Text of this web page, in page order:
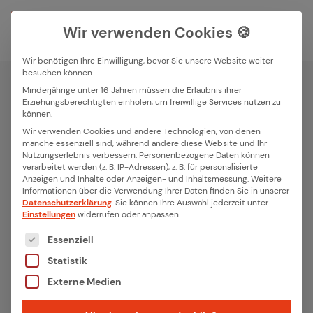
Suchfeld
Matter Bridge Application
Mat­ter Bridge
Arbeiten Sie mit uns zusammen, um vom neuen Smart
Home Standard Matter zu profitieren. Mit unserer out-
of-the-box Matter Bridge Software machen Sie Ihr Smart
Home System kompatibel für die Matter Welt!
Matter Projekt starten
Wir verwenden Cookies 🍪
Wir benötigen Ihre Einwilligung, bevor Sie unsere Website weiter
besuchen können.
Minderjährige unter 16 Jahren müssen die Erlaubnis ihrer
Erziehungsberechtigten einholen, um freiwillige Services nutzen zu
können.
Wir verwenden Cookies und andere Technologien, von denen
manche essenziell sind, während andere diese Website und Ihr
Nutzungserlebnis verbessern. Personenbezogene Daten können
verarbeitet werden (z. B. IP-Adressen), z. B. für personalisierte
Anzeigen und Inhalte oder Anzeigen- und Inhaltsmessung.Weitere
Informationen über die Verwendung Ihrer Daten finden Sie in unserer
Datenschutzerklärung.Sie können Ihre Auswahl jederzeit unter
Einstellungenwiderrufen oder anpassen.
Es folgt eine Liste der Service-Gruppen, für die
Essenziell
Statistik
Externe Medien